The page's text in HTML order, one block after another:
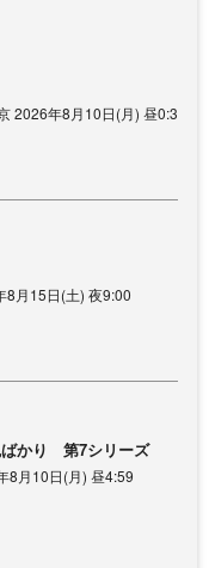
2026年8月10日(月) 昼0:3
8月15日(土) 夜9:00
かり 第7シリーズ
8月10日(月) 昼4:59